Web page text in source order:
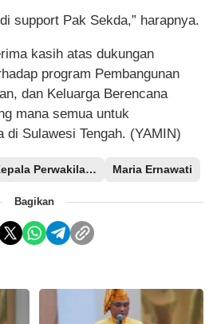
support Pak Sekda,” harapnya.
kasih atas dukungan
program Pembangunan
dan Keluarga Berencana
mana semua untuk
di Sulawesi Tengah. (YAMIN)
Kepala Perwakilan BKKBN Sulteng Maria Ernawati
Bagikan